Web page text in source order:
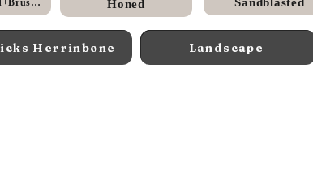
Bush hammered+Brushed Honed
Herrinbone Landscape